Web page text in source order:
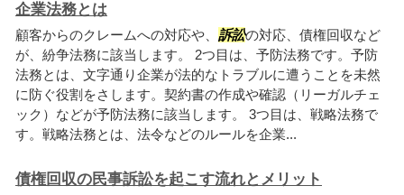
企業法務とは
顧客からのクレームへの対応や、 訴訟の対応、債権回収など
が、紛争法務に該当します。 2つ目は、予防法務です。予防
法務とは、文字通り企業が法的なトラブルに遭うことを未然
に防ぐ役割をさします。契約書の作成や確認（リーガルチェ
ック）などが予防法務に該当します。 3つ目は、戦略法務で
す。戦略法務とは、法令などのルールを企業...
債権回収の民事訴訟を起こす流れとメリット